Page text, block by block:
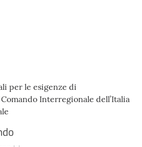
per le esigenze di
Interregionale dell’Italia